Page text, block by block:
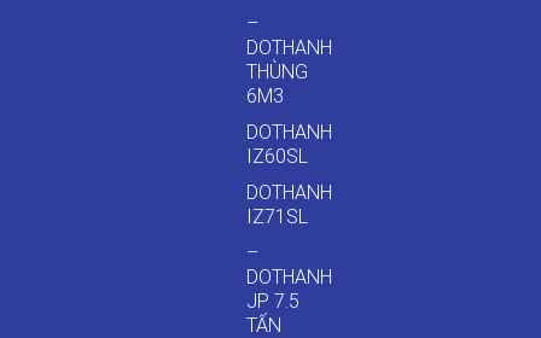
–
DOTHANH
THÙNG
6M3
DOTHANH
IZ60SL
DOTHANH
IZ71SL
–
DOTHANH
JP 7.5
TẤN